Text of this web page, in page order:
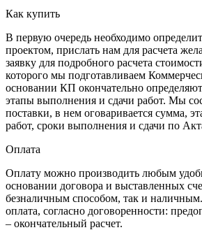
Как купить
В первую очередь необходимо
проектом, прислать нам для расчета
заявку для подробного расчета
которого мы подготавливаем
основании КП окончательно
этапы выполнения и сдачи работ. Мы
поставки, в нем оговаривается сумма,
работ, сроки выполнения и сдачи по
Оплата
Оплату можно производить любым
основании договора и выставленных
безналичным способом, так и
оплата, согласно договоренности:
– окончательный расчет.